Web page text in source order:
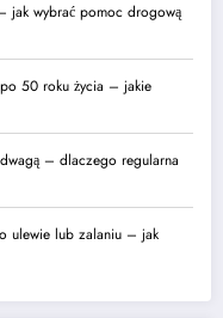
jak wybrać pomoc drogową
50 roku życia – jakie
– dlaczego regularna
ulewie lub zalaniu – jak